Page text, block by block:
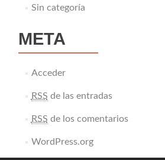
Sin categoría
META
Acceder
RSS de las entradas
RSS de los comentarios
WordPress.org